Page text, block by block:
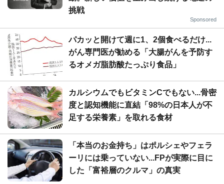
挑戦
Sponsored
パカッと開けて週に1、2個食べるだけ...
がん専門医が勧める「大腸がんを予防す
るオメガ脂肪酸たっぷり食品」
カルシウムでもビタミンCでもない...骨密
度と認知機能に直結「98%の日本人が不
足する栄養素」を取れる食材
「本当のお金持ち」はポルシェやフェラ
ーリには乗っていない...FPが実際に目に
した「富裕層のクルマ」の真実